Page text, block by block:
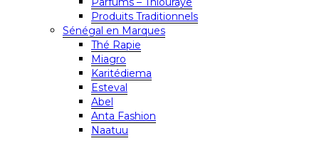
Produits Traditionnels
Sénégal en Marques
Thé Rapie
Miagro
Karitédiema
Esteval
Abel
Anta Fashion
Naatuu